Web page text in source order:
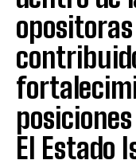
El Estado